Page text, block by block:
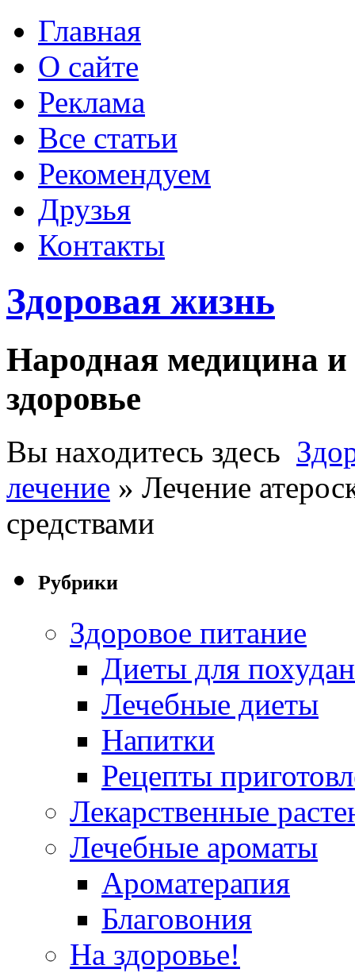
Главная
О сайте
Реклама
Все статьи
Рекомендуем
Друзья
Контакты
Здоровая жизнь
Народная медицина и
здоровье
Вы находитесь здесь
лечение » Лечение
средствами
Рубрики
Здоровое питание
Диеты для
Лечебные диеты
Напитки
Рецепты
Лекарственные
Лечебные ароматы
Ароматерапия
Благовония
На здоровье!